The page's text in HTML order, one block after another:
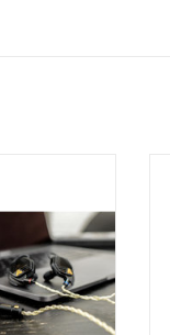
correction) to
3
embedded